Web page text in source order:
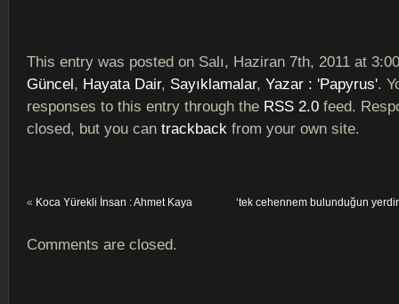
This entry was posted on Salı, Haziran 7th, 2011 at
Güncel, Hayata Dair, Sayıklamalar, Yazar : 'Papyrus'.
responses to this entry through the RSS 2.0 feed.
closed, but you can trackback from your own site.
« Koca Yürekli İnsan : Ahmet Kaya ‘tek cehennem bulunduğun
Comments are closed.